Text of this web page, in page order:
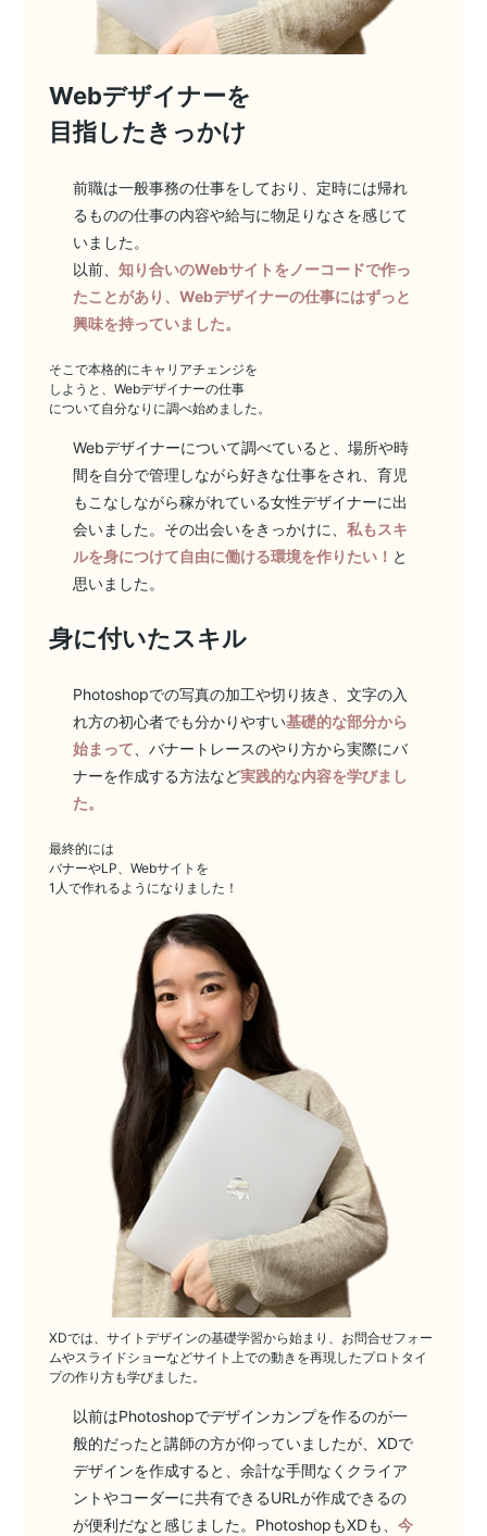
Webデザイナーを
目指したきっかけ
前職は一般事務の仕事をしており、定時には帰れ
るものの仕事の内容や給与に物足りなさを感じて
いました。
以前、知り合いのWebサイトをノーコードで作っ
たことがあり、Webデザイナーの仕事にはずっと
興味を持っていました。
そこで本格的にキャリアチェンジを
しようと、Webデザイナーの仕事
について自分なりに調べ始めました。
Webデザイナーについて調べていると、場所や時
間を自分で管理しながら好きな仕事をされ、育児
もこなしながら稼がれている女性デザイナーに出
会いました。その出会いをきっかけに、私もスキ
ルを身につけて自由に働ける環境を作りたい！ と
思いました。
身に付いたスキル
Photoshopでの写真の加工や切り抜き、文字の入
れ方の初心者でも分かりやすい基礎的な部分から
始まって、バナートレースのやり方から実際にバ
ナーを作成する方法など実践的な内容を学びまし
た。
最終的には
バナーやLP、Webサイトを
1人で作れるようになりました！
XDでは、サイトデザインの基礎学習から始まり、お問合せフォー
ムやスライドショーなどサイト上での動きを再現したプロトタイ
プの作り方も学びました。
以前はPhotoshopでデザインカンプを作るのが一
般的だったと講師の方が仰っていましたが、XDで
デザインを作成すると、余計な手間なくクライア
ントやコーダーに共有できるURLが作成できるの
が便利だなと感じました。PhotoshopもXDも、今